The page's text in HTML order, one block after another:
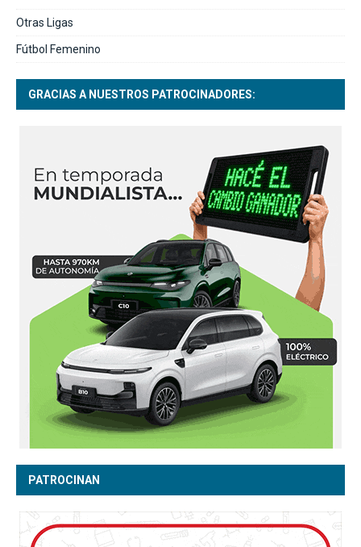
Otras Ligas
Fútbol Femenino
GRACIAS A NUESTROS PATROCINADORES:
PATROCINAN